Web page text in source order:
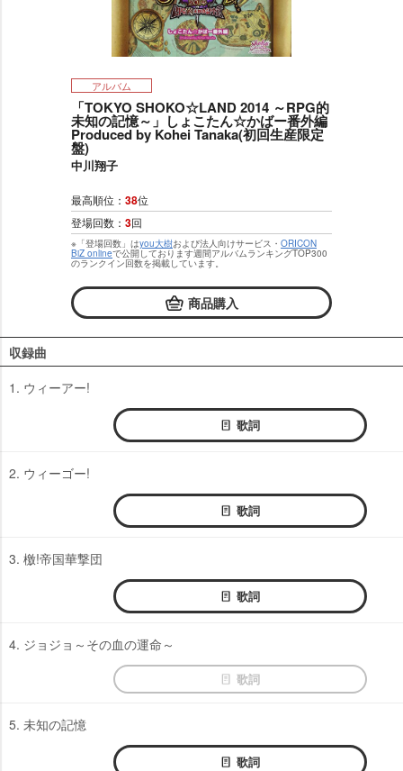
アルバム
「TOKYO SHOKO☆LAND 2014 ～RPG的
未知の記憶～」しょこたん☆かばー番外編
Produced by Kohei Tanaka(初回生産限定
盤)
中川翔子
最高順位： 38位
登場回数： 3回
※「登場回数」はyou大樹および法人向けサービス・ ORICON
BiZ onlineで公開しております週間アルバムランキングTOP300
のランクイン回数を掲載しています。
商品購入
収録曲
1. ウィーアー!
歌詞
2. ウィーゴー!
歌詞
3. 檄!帝国華撃団
歌詞
4. ジョジョ～その血の運命～
歌詞
5. 未知の記憶
歌詞